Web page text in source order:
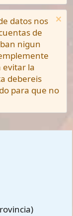
datos nos
de
nigun
evitar la
debereis
para que no